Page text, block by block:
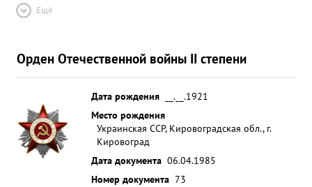
Ещё
Орден Отечественной войны II степени
Дата рождения
__.__.1921
Место рождения
Украинская ССР, Кировоградская обл., г.
Кировоград
Дата документа 06.04.1985
Номер документа 73